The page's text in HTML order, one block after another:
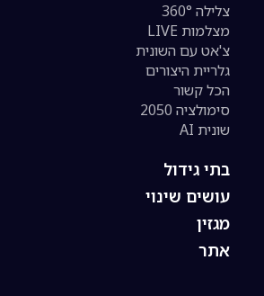
צלילה 360°
מצלמות LIVE
צ'אט עם השונית
גלריית היצורים
הכל קשור
סימולציה 2050
שונית AI
בתי גידול
עושים שינוי
מגזין
אתר